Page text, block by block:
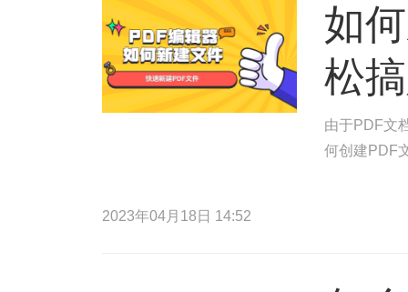
如
松
由于PDF文
何创建PDF
2023年04月18日 14:52